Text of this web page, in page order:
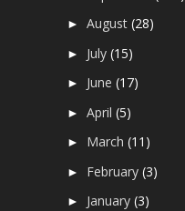
►August(28)
► July(15)
► June(17)
►April(5)
► March(11)
► February(3)
► January(3)